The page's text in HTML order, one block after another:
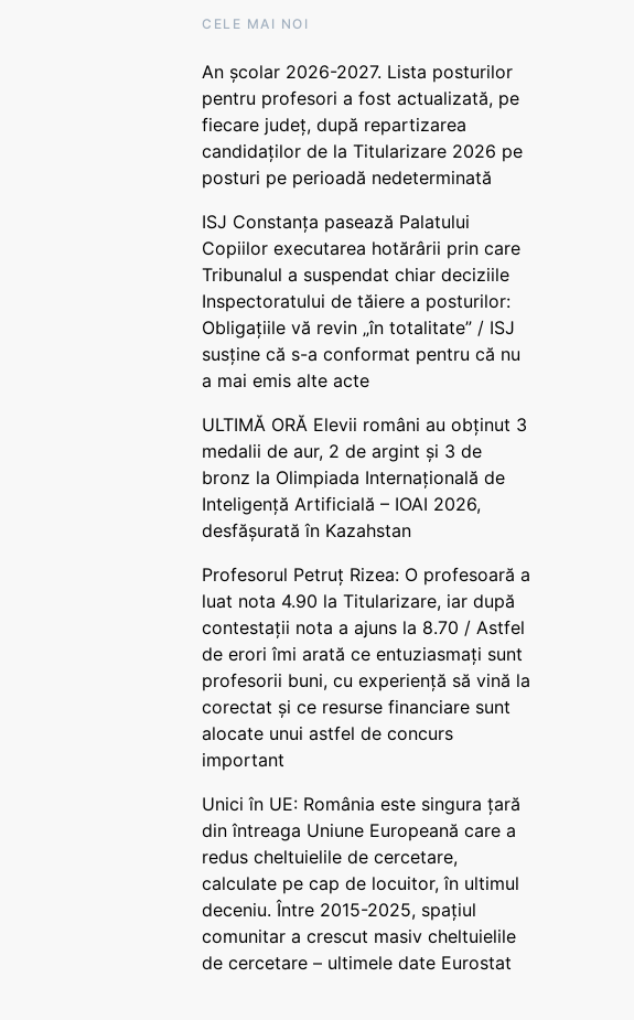
CELE MAI NOI
An școlar 2026-2027. Lista posturilor
pentru profesori a fost actualizată, pe
fiecare județ, după repartizarea
candidaților de la Titularizare 2026 pe
posturi pe perioadă nedeterminată
ISJ Constanța pasează Palatului
Copiilor executarea hotărârii prin care
Tribunalul a suspendat chiar deciziile
Inspectoratului de tăiere a posturilor:
Obligațiile vă revin „în totalitate” / ISJ
susține că s-a conformat pentru că nu
a mai emis alte acte
ULTIMĂ ORĂ Elevii români au obținut 3
medalii de aur, 2 de argint și 3 de
bronz la Olimpiada Internațională de
Inteligență Artificială – IOAI 2026,
desfășurată în Kazahstan
Profesorul Petruț Rizea: O profesoară a
luat nota 4.90 la Titularizare, iar după
contestații nota a ajuns la 8.70 / Astfel
de erori îmi arată ce entuziasmați sunt
profesorii buni, cu experiență să vină la
corectat și ce resurse financiare sunt
alocate unui astfel de concurs
important
Unici în UE: România este singura țară
din întreaga Uniune Europeană care a
redus cheltuielile de cercetare,
calculate pe cap de locuitor, în ultimul
deceniu. Între 2015-2025, spațiul
comunitar a crescut masiv cheltuielile
de cercetare – ultimele date Eurostat